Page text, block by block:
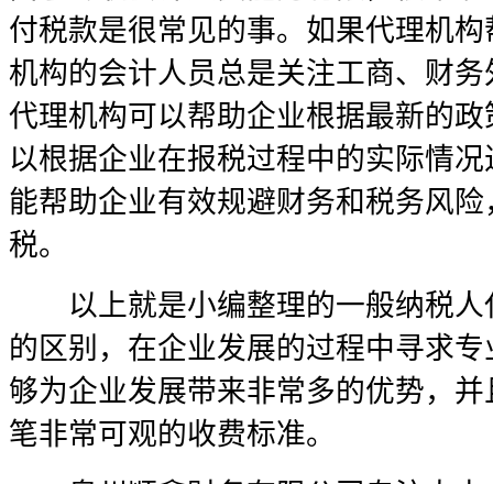
付税款是很常见的事。如果代理机
机构的会计人员总是关注工商、财
代理机构可以帮助企业根据最新的
以根据企业在报税过程中的实际情
能帮助企业有效规避财务和税务风
税。
以上就是小编整理的一般纳税人
的区别，在企业发展的过程中寻求
够为企业发展带来非常多的优势，
笔非常可观的收费标准。